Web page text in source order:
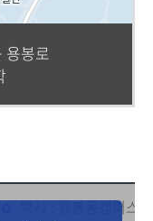
용봉로
택시 : 용봉동캠퍼스